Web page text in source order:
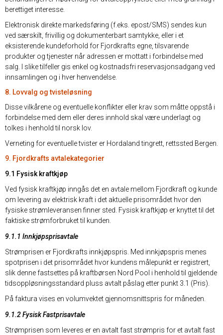
berettiget interesse.
Elektronisk direkte markedsføring (f.eks. epost/SMS) sendes kun
ved særskilt, frivillig og dokumenterbart samtykke, eller i et
eksisterende kundeforhold for Fjordkrafts egne, tilsvarende
produkter og tjenester når adressen er mottatt i forbindelse med
salg. I slike tilfeller gis enkel og kostnadsfri reservasjonsadgang ved
innsamlingen og i hver henvendelse.
8. Lovvalg og tvisteløsning
Disse vilkårene og eventuelle konflikter eller krav som måtte oppstå i
forbindelse med dem eller deres innhold skal være underlagt og
tolkes i henhold til norsk lov.
Verneting for eventuelle tvister er Hordaland tingrett, rettssted Bergen.
9. Fjordkrafts avtalekategorier
9.1 Fysisk kraftkjøp
Ved fysisk kraftkjøp inngås det en avtale mellom Fjordkraft og kunde
om levering av elektrisk kraft i det aktuelle prisområdet hvor den
fysiske strømleveransen finner sted. Fysisk kraftkjøp er knyttet til det
faktiske strømforbruket til kunden.
9.1.1 Innkjøpsprisavtale
Strømprisen er Fjordkrafts innkjøpspris. Med innkjøpspris menes
spotprisen i det prisområdet hvor kundens målepunkt er registrert,
slik denne fastsettes på kraftbørsen Nord Pool i henhold til gjeldende
tidsoppløsningsstandard pluss avtalt påslag etter punkt 3.1 (Pris).
På faktura vises en volumvektet gjennomsnittspris for måneden.
9.1.2 Fysisk Fastprisavtale
Strømprisen som leveres er en avtalt fast strømpris for et avtalt fast